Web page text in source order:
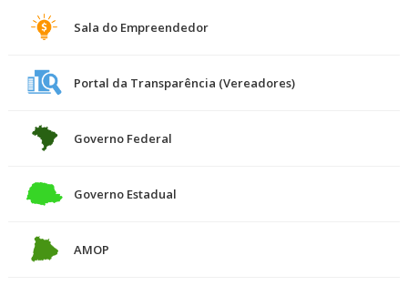
Sala do Empreendedor
Portal da Transparência (Vereadores)
Governo Federal
Governo Estadual
AMOP